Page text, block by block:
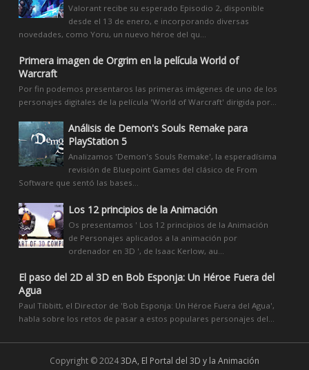
Valorant recibe su esperado Episodio 2, disponible
desde el 13 de enero, e incorporando diversas
novedades, como Yoru, un nuevo héroe del qu...
Primera imagen de Orgrim en la película World of
Warcraft
Por fin podemos presentaros las primeras imágenes de uno de los
personajes digitales de la película 'World of Warcraft' dirigida por...
Análisis de Demon's Souls Remake para
PlayStation 5
Analizamos 'Demon's Souls Remake', la esperadísima
revisión de Bluepoint Games del clásico de From
Software que sentó las bases...
Los 12 principios de la Animación
Os presentamos ' Los 12 principios de la Animación
de Personajes aplicados a la animación por
ordenador en 3D ', de Isaac Kerlow, au...
El paso del 2D al 3D en Bob Esponja: Un Héroe Fuera del
Agua
Paul Tibbitt, el Director de 'Bob Esponja: Un Héroe Fuera del Agua',
habla sobre los retos de pasar a estos populares personajes del...
Copyright © 20243DA, El Portal del 3D y la Animación